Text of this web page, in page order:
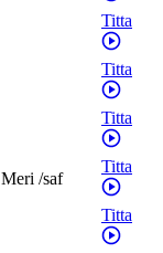
Titta
Titta
Titta
Meri /saf
Titta
Titta